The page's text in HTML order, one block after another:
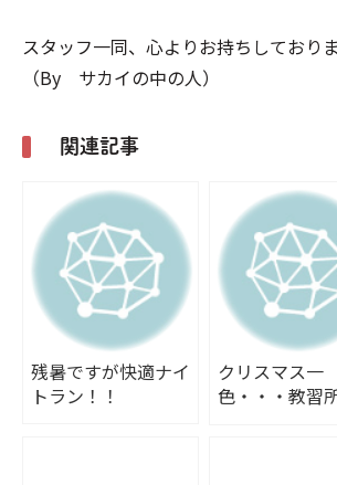
スタッフ一同、心よりお持ちしており
（By サカイの中の人）
関連記事
残暑ですが快適ナイ
トラン！！
クリスマス一
色・・・教習